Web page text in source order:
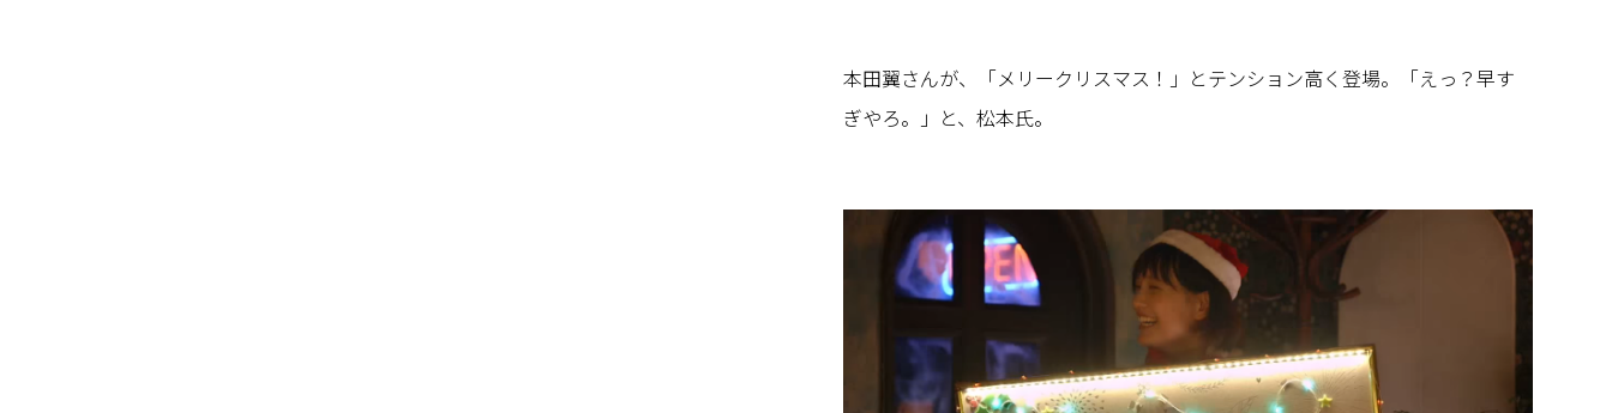
本田翼さんが、「メリークリスマス！」とテンション高く登場。「えっ？早す
ぎやろ。」と、松本氏。